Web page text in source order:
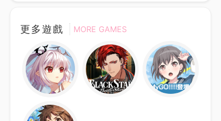
更多遊戲 MORE GAMES